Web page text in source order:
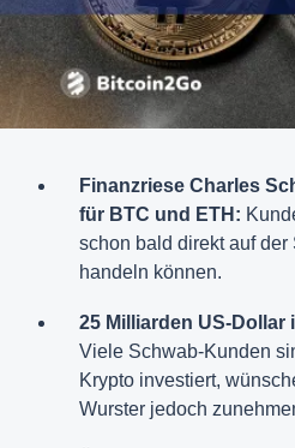
Finanzriese Charles
für BTC und ETH:
schon bald direkt auf der
handeln können.
25 Milliarden US-Dollar
Viele Schwab-Kunden
Krypto investiert,
Wurster jedoch